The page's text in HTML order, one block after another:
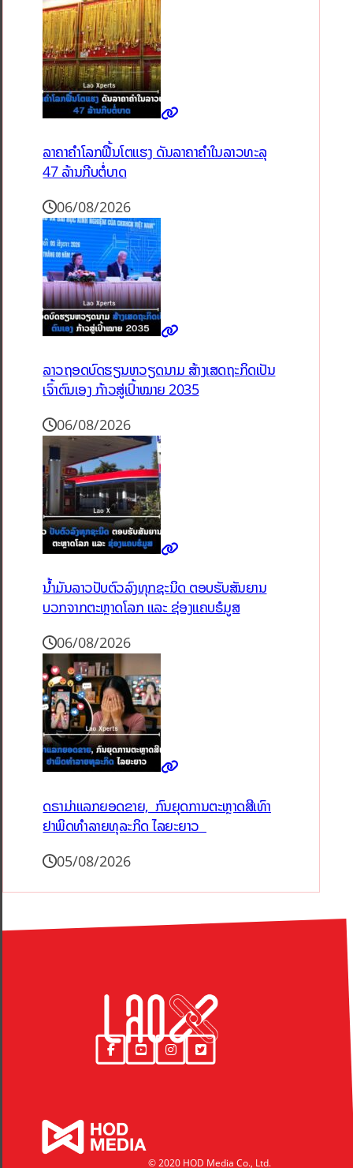
ລາຄາຄຳໂລກຟື້ນໂຕແຮງ ດັນລາຄາຄຳໃນລາວທະລຸ
47 ລ້ານກີບຕໍ່ບາດ
06/08/2026
ລາວຖອດບົດຮຽນຫວຽດນາມ ສ້າງເສດຖະກິດເປັນ
ເຈົ້າຕົນເອງ ກ້າວສູ່ເປົ້າໝາຍ 2035
06/08/2026
ນໍ້າມັນລາວປັບຕົວລົງທຸກຊະນິດ ຕອບຮັບສັນຍານ
ບວກຈາກຕະຫຼາດໂລກ ແລະ ຊ່ອງແຄບຮໍມູສ
06/08/2026
ດຣາມ່າແລກຍອດຂາຍ, ກົນຍຸດການຕະຫຼາດສີເທົາ
ຢາພິດທຳລາຍທຸລະກິດ ໄລຍະຍາວ
05/08/2026
© 2020 HOD Media Co., Ltd.